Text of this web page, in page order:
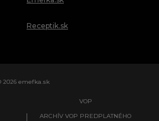
Receptik.sk
2026 emefka.sk
VOP
ARCHÍV VOP PREDPLATNÉHO